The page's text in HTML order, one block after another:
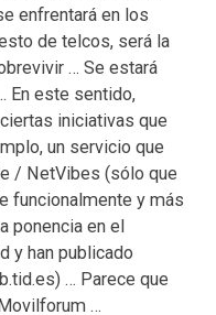
enfrentará en los
de telcos, será la
… Se estará
En este sentido,
iniciativas que
un servicio que
/ NetVibes (sólo que
funcionalmente y más
ponencia en el
y han publicado
… Parece que
…